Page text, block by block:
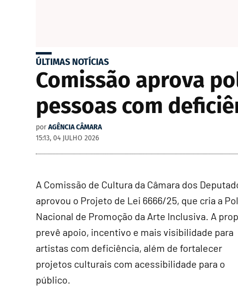
ÚLTIMAS NOTÍCIAS
Comissão aprova
pessoas com
por AGÊNCIA CÂMARA
15:13, 04 JULHO 2026
A Comissão de Cultura da Câmara dos
aprovou o Projeto de Lei 6666/25, que cria a
Nacional de Promoção da Arte Inclusiva. A
prevê apoio, incentivo e mais visibilidade para
artistas com deficiência, além de fortalecer
projetos culturais com acessibilidade para o
público.